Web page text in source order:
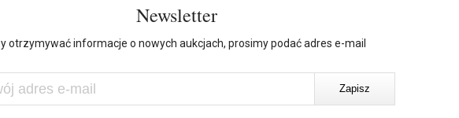
Newsletter
otrzymywać informacje o nowych aukcjach, prosimy podać adres e-mail